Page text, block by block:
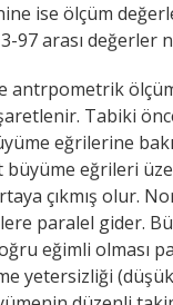
ise ölçüm
97 arası değerler
antrpometrik
Tabiki
eğrilerine
büyüme eğrileri
çıkmış olur.
paralel gider.
eğimli
yetersizliği